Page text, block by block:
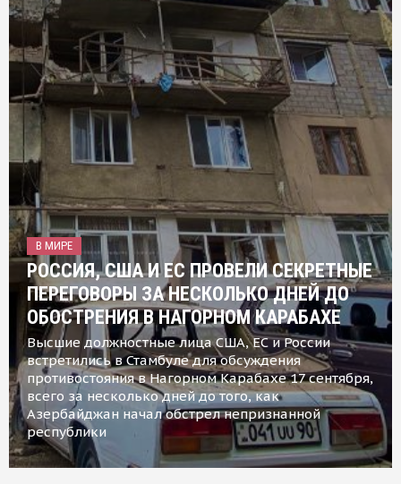
В МИРЕ
РОССИЯ, США И ЕС ПРОВЕЛИ СЕКРЕТНЫЕ
ПЕРЕГОВОРЫ ЗА НЕСКОЛЬКО ДНЕЙ ДО
ОБОСТРЕНИЯ В НАГОРНОМ КАРАБАХЕ
Высшие должностные лица США, ЕС и России
встретились в Стамбуле для обсуждения
противостояния в Нагорном Карабахе 17 сентября,
всего за несколько дней до того, как
Азербайджан начал обстрел непризнанной
республики